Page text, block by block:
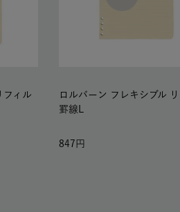
フィル
ロルバーン フレキシブル
罫線L
847